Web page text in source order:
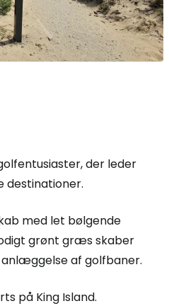
der leder
destinationer.
med let bølgende
grønt græs skaber
af golfbaner.
på King Island.